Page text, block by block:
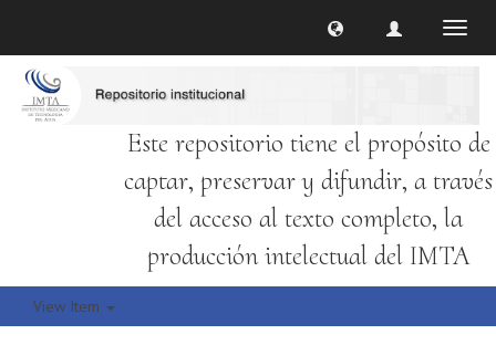
Este repositorio tiene el propósito de
captar, preservar y difundir, a través
del acceso al texto completo, la
producción intelectual del IMTA
View Item